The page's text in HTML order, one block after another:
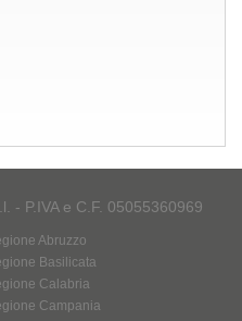
- P.IVA e C.F. 05055360969
Abruzzo
Basilicata
Calabria
Campania